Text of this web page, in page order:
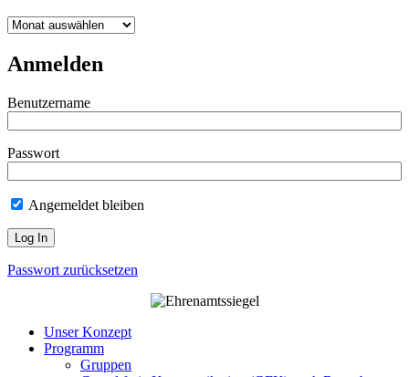
Beitragsarchiv
Anmelden
Benutzername
Passwort
Angemeldet bleiben
Passwort zurücksetzen
Unser Konzept
Programm
Gruppen